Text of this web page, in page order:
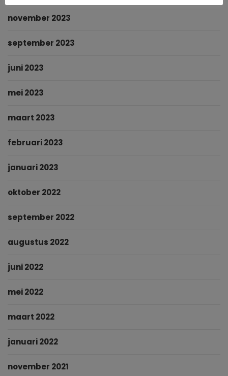
november 2023
september 2023
juni 2023
mei 2023
maart 2023
februari 2023
januari 2023
oktober 2022
september 2022
augustus 2022
juni 2022
mei 2022
maart 2022
januari 2022
november 2021